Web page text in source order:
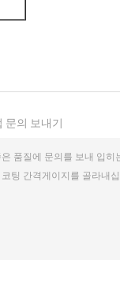
문의 보내기